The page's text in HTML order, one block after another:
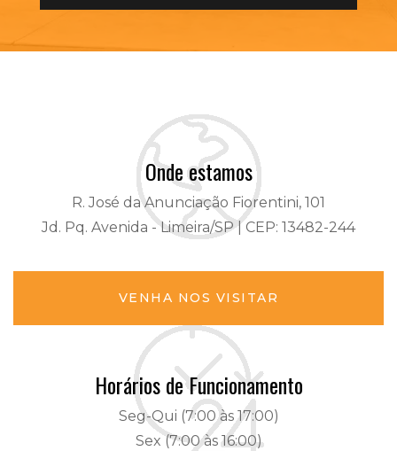
Onde estamos
R. José da Anunciação Fiorentini, 101
Jd. Pq. Avenida - Limeira/SP | CEP: 13482-244
VENHA NOS VISITAR
Horários de Funcionamento
Seg-Qui (7:00 às 17:00)
Sex (7:00 às 16:00)